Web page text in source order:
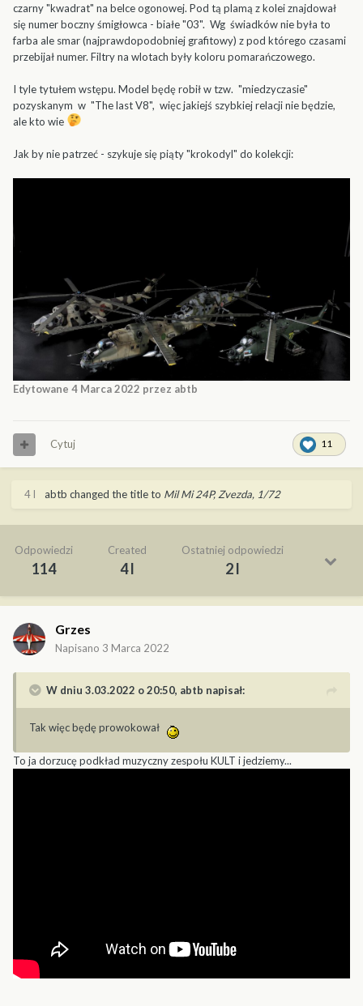
czarny "kwadrat" na belce ogonowej. Pod tą plamą z kolei znajdował
się numer boczny śmigłowca - białe "03". Wg świadków nie była to
farba ale smar (najprawdopodobniej grafitowy) z pod którego czasami
przebijał numer. Filtry na wlotach były koloru pomarańczowego.
I tyle tytułem wstępu. Model będę robił w tzw. "miedzyczasie"
pozyskanym w "The last V8", więc jakiejś szybkiej relacji nie będzie,
ale kto wie
Jak by nie patrzeć - szykuje się piąty "krokodyl" do kolekcji:
Edytowane 4 Marca 2022 przez abtb
11
Cytuj
4 l abtb changed the title to Mil Mi 24P, Zvezda, 1/72
Odpowiedzi
114
Created
4 l
Ostatniej odpowiedzi
2 l
Grzes
Napisano 3 Marca 2022
W dniu 3.03.2022 o 20:50, abtb napisał:
Tak więc będę prowokował
To ja dorzucę podkład muzyczny zespołu KULT i jedziemy...